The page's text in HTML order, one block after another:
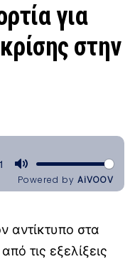
για
στην
αντίκτυπο στα
τις εξελίξεις